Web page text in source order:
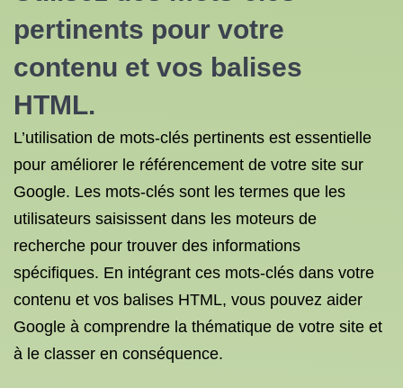
pertinents pour votre
contenu et vos balises
HTML.
L’utilisation de mots-clés pertinents est essentielle
pour améliorer le référencement de votre site sur
Google. Les mots-clés sont les termes que les
utilisateurs saisissent dans les moteurs de
recherche pour trouver des informations
spécifiques. En intégrant ces mots-clés dans votre
contenu et vos balises HTML, vous pouvez aider
Google à comprendre la thématique de votre site et
à le classer en conséquence.